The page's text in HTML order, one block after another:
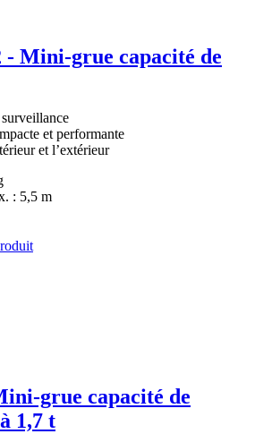
Mini-grue capacité de
et performante
et l’extérieur
: 5,5 m
grue capacité de
1,7 t